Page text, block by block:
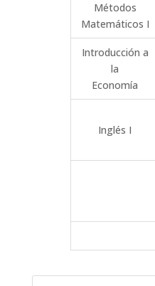
Métodos
Matemáticos I
Introducción a
la
Economía
Inglés I